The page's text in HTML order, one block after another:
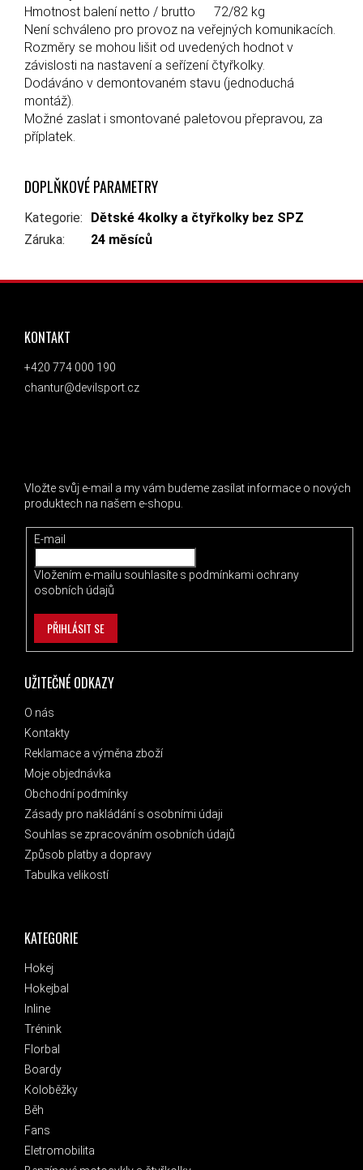
Hmotnost balení netto / brutto
72/82 kg
Není schváleno pro provoz na veřejných komunikacích.
Rozměry se mohou lišit od uvedených hodnot v
závislosti na nastavení a seřízení čtyřkolky.
Dodáváno v demontovaném stavu (jednoduchá
montáž).
Možné zaslat i smontované paletovou přepravou, za
příplatek.
DOPLŇKOVÉ PARAMETRY
Kategorie:
Dětské 4kolky a čtyřkolky bez SPZ
Záruka: 24 měsíců
ZÁPATÍ
KATEGORIE
Hokej
Hokejbal
Inline
Trénink
Florbal
Boardy
Koloběžky
Běh
Fans
Eletromobilita
UŽITEČNÉ ODKAZY
O nás
Kontakty
Reklamace a výměna zboží
Moje objednávka
Obchodní podmínky
Zásady pro nakládání s osobními údaji
Souhlas se zpracováním osobních údajů
Způsob platby a dopravy
Tabulka velikostí
KONTAKT
+420 774 000 190
chantur@devilsport.cz
Vložte svůj e-mail a my vám budeme zasílat informace o nových
produktech na našem e-shopu.
E-mail
Vložením e-mailu souhlasíte s podmínkami ochrany
osobních údajů
PŘIHLÁSIT SE